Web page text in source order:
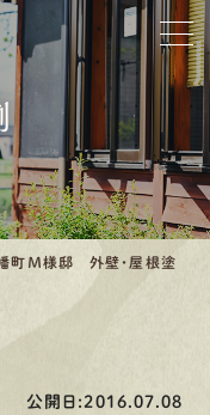
町Ｍ様邸 外壁・屋根塗
公開日:2016.07.08